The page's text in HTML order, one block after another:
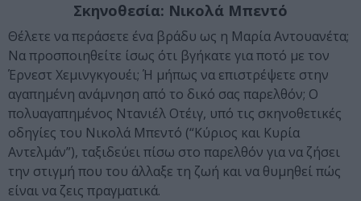
Σκηνοθεσία: Νικολά Μπεντό
Θέλετε να περάσετε ένα βράδυ ως η Μαρία Αντουανέτα;
Να προσποιηθείτε ίσως ότι βγήκατε για ποτό με τον
Έρνεστ Χεμινγκγουέι; Ή μήπως να επιστρέψετε στην
αγαπημένη ανάμνηση από το δικό σας παρελθόν; Ο
πολυαγαπημένος Ντανιέλ Οτέιγ, υπό τις σκηνοθετικές
οδηγίες του Νικολά Μπεντό (“Κύριος και Κυρία
Αντελμάν”), ταξιδεύει πίσω στο παρελθόν για να ζήσει
την στιγμή που του άλλαξε τη ζωή και να θυμηθεί πώς
είναι να ζεις πραγματικά.